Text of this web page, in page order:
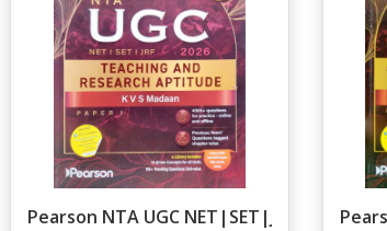
एवं पाश्चात्य)
Pearson NTA UGC NET|SET|JRF PAPER I